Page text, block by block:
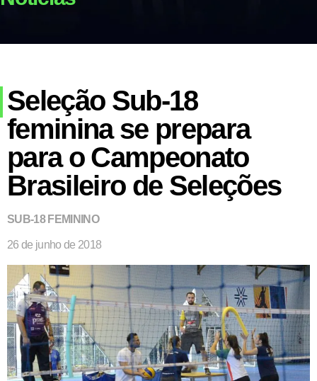
Seleção Sub-18
feminina se prepara
para o Campeonato
Brasileiro de Seleções
SUB-18 FEMININO
26 de junho de 2018